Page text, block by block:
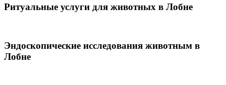
Ритуальные услуги для животных в Лобне
Эндоскопические исследования животным в
Лобне